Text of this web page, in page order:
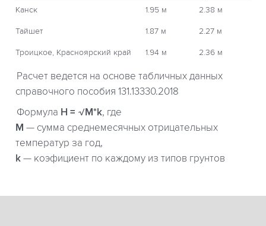
Канск
1.95 м 2.38 м
Тайшет 1.87 м 2.27 м
Троицкое, Красноярский край 1.94 м 2.36 м
Расчет ведется на основе табличных данных
справочного пособия 131.13330.2018
Формула H = √M*k, где
М — сумма среднемесячных отрицательных
температур за год,
k — коэфициент по каждому из типов грунтов